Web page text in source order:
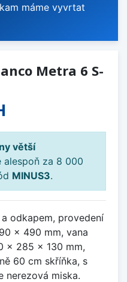
máme vyvrtat
Metra 6 S-
větší
alespoň za 8 000
MINUS3.
odkapem, provedení
x 490 mm, vana
x 285 x 130 mm,
60 cm skříňka, s
nerezová miska.